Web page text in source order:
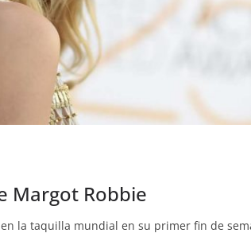
Margot Robbie
la taquilla mundial en su primer fin de